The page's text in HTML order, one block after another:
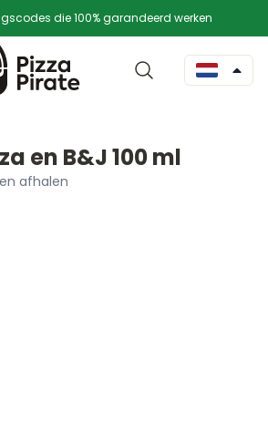
die 100% garandeerd werken
en B&J 100 ml
afhalen